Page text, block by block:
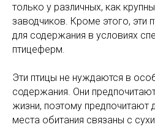
только у различных, как
заводчиков. Кроме этого, эти
для содержания в условиях
птицеферм.
Эти птицы не нуждаются в
содержания. Они
жизни, поэтому предпочитают
места обитания связаны с